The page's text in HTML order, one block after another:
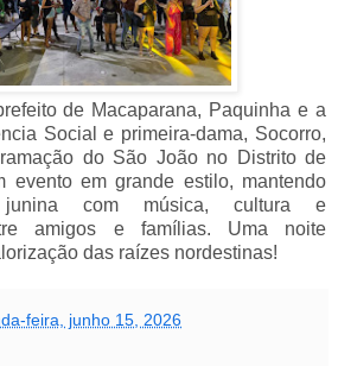
de Macaparana, Paquinha e a
Social e primeira-dama, Socorro,
do São João no Distrito de
evento em grande estilo, mantendo
com música, cultura e
amigos e famílias. Uma noite
das raízes nordestinas!
feira, junho 15, 2026